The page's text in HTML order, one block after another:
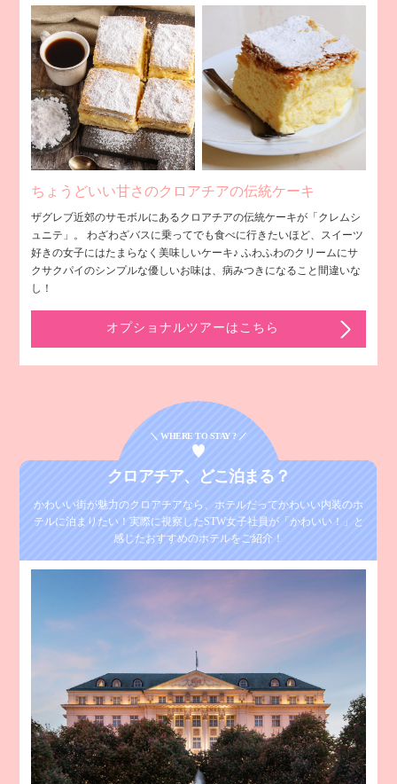
ちょうどいい甘さのクロアチアの伝統ケーキ
ザグレブ近郊のサモボルにあるクロアチアの伝統ケーキが「クレムシ
ュニテ」。 わざわざバスに乗ってでも食べに行きたいほど、スイーツ
好きの女子にはたまらなく美味しいケーキ♪ ふわふわのクリームにサ
クサクパイのシンプルな優しいお味は、病みつきになること間違いな
し！
オプショナルツアーはこちら
＼ WHERE TO STAY ? ／
クロアチア、 どこ泊まる？
かわいい街が魅力のクロアチアなら、ホテルだってかわいい内装のホ
テルに泊まりたい！ 実際に視察したSTW女子社員が「かわいい！」と
感じたおすすめのホテルをご紹介！